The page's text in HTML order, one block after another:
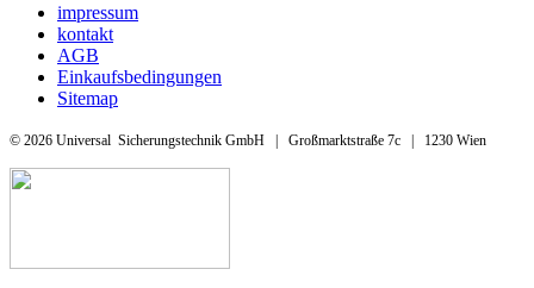
impressum
kontakt
AGB
Einkaufsbedingungen
Sitemap
© 2026 Universal Sicherungstechnik GmbH | Großmarktstraße 7c | 1230 Wien